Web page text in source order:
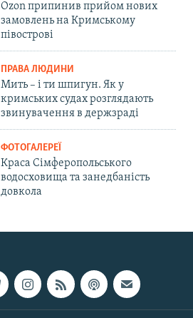
Ozon припинив прийом нових
замовлень на Кримському
півострові
ПРАВА ЛЮДИНИ
Мить – і ти шпигун. Як у
кримських судах розглядають
звинувачення в держзраді
ФОТОГАЛЕРЕЇ
Краса Сімферопольського
водосховища та занедбаність
довкола